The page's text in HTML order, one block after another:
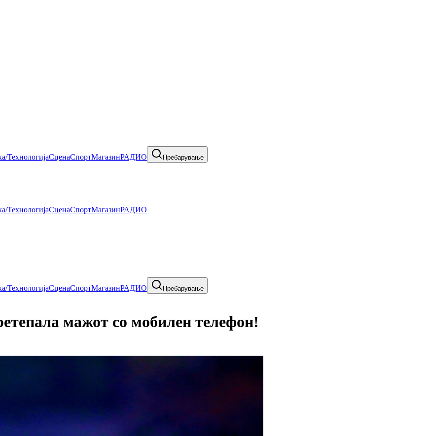
ТехнологијаСценаСпортМагазинРАДИО Пребарување
ТехнологијаСценаСпортМагазинРАДИО
ТехнологијаСценаСпортМагазинРАДИО Пребарување
мажот со мобилен телефон!